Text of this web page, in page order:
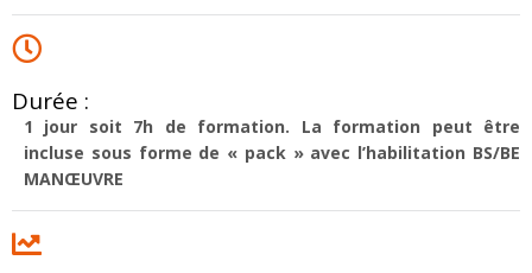
Durée :
1 jour soit 7h de formation. La formation peut être
incluse sous forme de « pack » avec l’habilitation BS/BE
MANŒUVRE